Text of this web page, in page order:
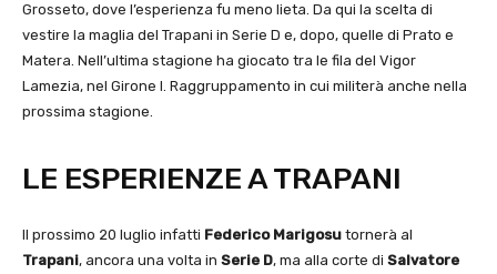
Grosseto, dove l’esperienza fu meno lieta. Da qui la scelta di
vestire la maglia del Trapani in Serie D e, dopo, quelle di Prato e
Matera. Nell’ultima stagione ha giocato tra le fila del Vigor
Lamezia, nel Girone I. Raggruppamento in cui militerà anche nella
prossima stagione.
LE ESPERIENZE A TRAPANI
Il prossimo 20 luglio infatti Federico Marigosu tornerà al
Trapani, ancora una volta in Serie D, ma alla corte di Salvatore